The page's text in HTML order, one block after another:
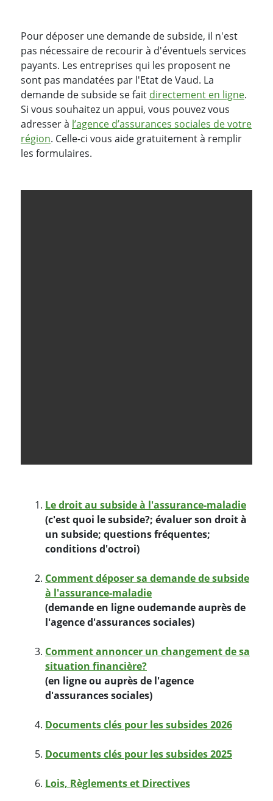
Pour déposer une demande de subside, il n'est
pas nécessaire de recourir à d'éventuels services
payants. Les entreprises qui les proposent ne
sont pas mandatées par l'Etat de Vaud. La
demande de subside se fait directement en ligne.
Si vous souhaitez un appui, vous pouvez vous
adresser à l’agence d’assurances sociales de votre
région. Celle-ci vous aide gratuitement à remplir
les formulaires.
Le droit au subside à l'assurance-maladie
(c'est quoi le subside?; évaluer son droit à
un subside; questions fréquentes;
conditions d'octroi)
Comment déposer sa demande de subside
à l'assurance-maladie
(demande en ligne oudemande auprès de
l'agence d'assurances sociales)
Comment annoncer un changement de sa
situation financière?
(en ligne ou auprès de l'agence
d'assurances sociales)
Documents clés pour les subsides 2026
Documents clés pour les subsides 2025
Lois, Règlements et Directives